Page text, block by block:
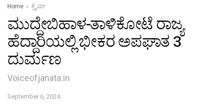
Home ಕ್ರೈಮ್‌
ಮುದ್ದೇಬಿಹಾಳ-ತಾಳಿಕೋಟೆ ರಾಜ್ಯ
ಹೆದ್ದಾರಿಯಲ್ಲಿ ಭೀಕರ ಅಪಘಾತ 3
ದುರ್ಮಣ
Voiceofjanata.in
September 6, 2024